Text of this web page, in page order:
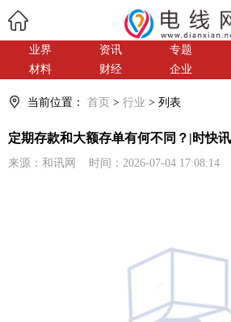
业界 资讯 专题
材料
财经 企业
当前位置： 首页 > 行业 > 列表
定期存款和大额存单有何不同？|时快讯
来源：和讯网 时间：2026-07-04 17:08:14